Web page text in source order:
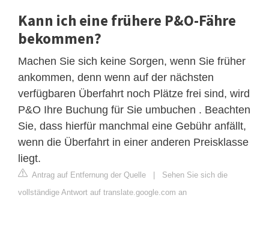
Kann ich eine frühere P&O-Fähre
bekommen?
Machen Sie sich keine Sorgen, wenn Sie früher
ankommen, denn wenn auf der nächsten
verfügbaren Überfahrt noch Plätze frei sind, wird
P&O Ihre Buchung für Sie umbuchen . Beachten
Sie, dass hierfür manchmal eine Gebühr anfällt,
wenn die Überfahrt in einer anderen Preisklasse
liegt.
Antrag auf Entfernung der Quelle | Sehen Sie sich die
vollständige Antwort auf translate.google.com an